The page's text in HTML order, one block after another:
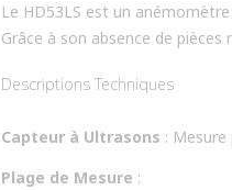
Le HD53LS est un
Grâce à son absence de
applications marines et
Descriptions Techniques
Capteur à Ultrasons :
Plage de Mesure :